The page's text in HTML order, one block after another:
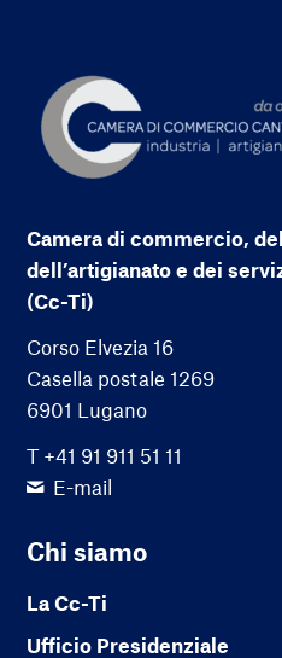
Camera di commercio,
dell’artigianato e dei
(Cc-Ti)
Corso Elvezia 16
Casella postale 1269
6901 Lugano
T +41 91 911 51 11
E-mail
Chi siamo
La Cc-Ti
Ufficio Presidenziale